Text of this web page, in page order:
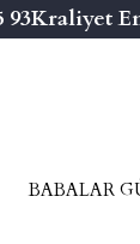
Kraliyet
BABALAR